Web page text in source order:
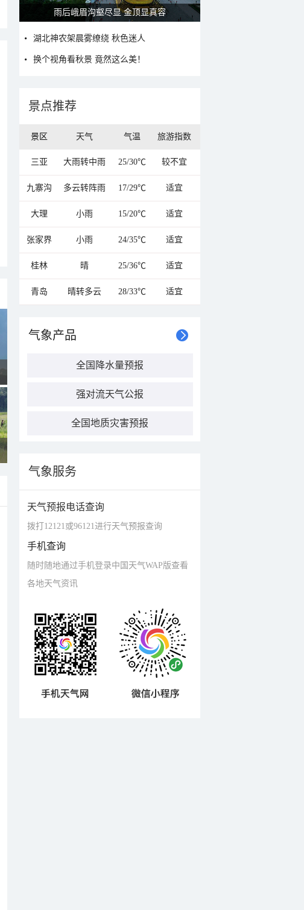
秋意浓 蓝天映衬下的哈尔滨伏尔加庄园
湖北神农架晨雾缭绕 秋色迷人
换个视角看秋景 竟然这么美！
景点推荐
景区 天气 气温 旅游指数
三亚 大雨转中雨 25/30℃ 较不宜
九寨沟 多云转阵雨 17/29℃ 适宜
大理 小雨 15/20℃ 适宜
张家界 小雨 24/35℃ 适宜
桂林 晴 25/36℃ 适宜
青岛 晴转多云 28/33℃ 适宜
气象产品
全国降水量预报
强对流天气公报
全国地质灾害预报
气象服务
天气预报电话查询
拨打12121或96121进行天气预报查询
手机查询
随时随地通过手机登录中国天气WAP版查看
各地天气资讯